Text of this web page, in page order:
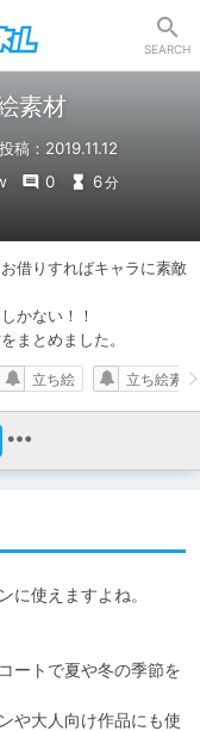
SEARCH
素材
投稿：2019.11.12
0 6分
借りすればキャラに素敵
かない！！
まとめました。
立ち絵 立ち絵素材
に使えますよね。
ートで夏や冬の季節を
や大人向け作品にも使